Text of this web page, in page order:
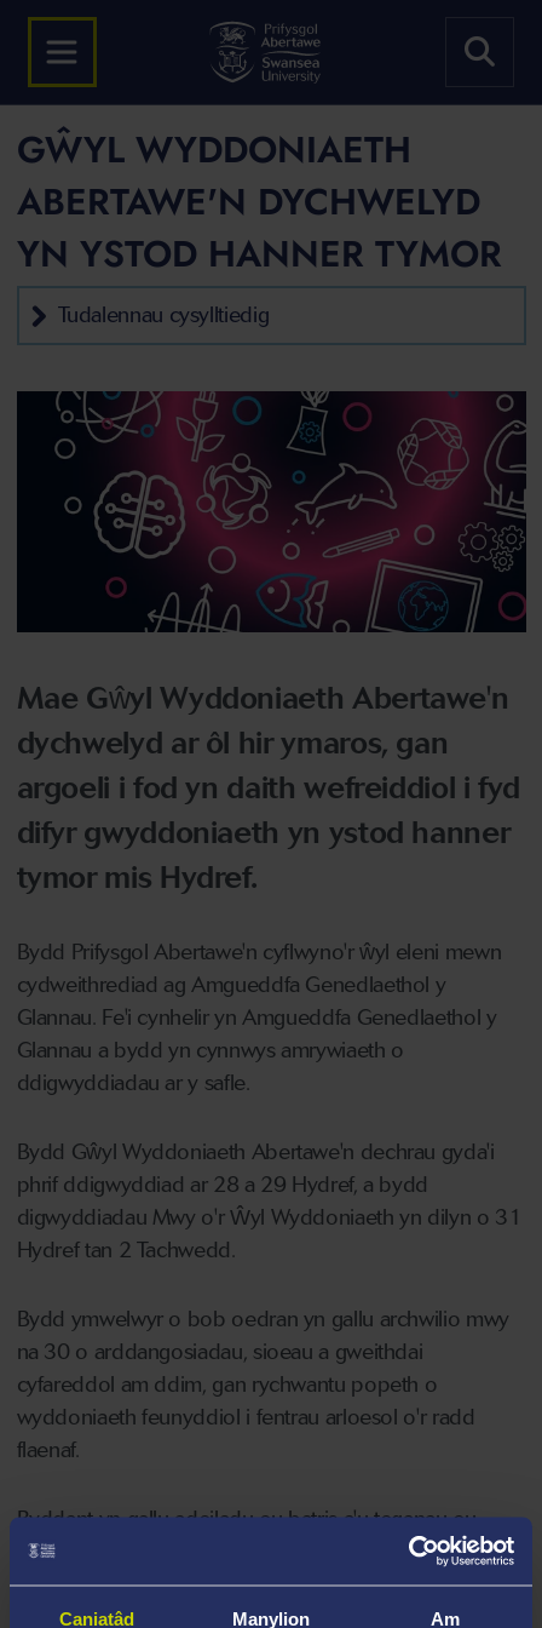
Caniatâd Manylion Am
GŴYL WYDDONIAETH
ABERTAWE'N DYCHWELYD
YN YSTOD HANNER TYMOR
Tudalennau cysylltiedig
Mae Gŵyl Wyddoniaeth Abertawe'n
dychwelyd ar ôl hir ymaros, gan
argoeli i fod yn daith wefreiddiol i fyd
difyr gwyddoniaeth yn ystod hanner
tymor mis Hydref.
Bydd Prifysgol Abertawe'n cyflwyno'r ŵyl eleni mewn
cydweithrediad ag Amgueddfa Genedlaethol y
Glannau. Fe'i cynhelir yn Amgueddfa Genedlaethol y
Glannau a bydd yn cynnwys amrywiaeth o
ddigwyddiadau ar y safle.
Bydd Gŵyl Wyddoniaeth Abertawe'n dechrau gyda'i
phrif ddigwyddiad ar 28 a 29 Hydref, a bydd
digwyddiadau Mwy o'r Ŵyl Wyddoniaeth yn dilyn o 31
Hydref tan 2 Tachwedd.
Bydd ymwelwyr o bob oedran yn gallu archwilio mwy
na 30 o arddangosiadau, sioeau a gweithdai
cyfareddol am ddim, gan rychwantu popeth o
wyddoniaeth feunyddiol i fentrau arloesol o'r radd
flaenaf.
Byddant yn gallu adeiladu eu batris a'u teganau eu
hunain wedi'u pweru gan yr haul, ymgolli ym myd
swynol dôl morwellt, darganfod sut roedd hen Eifftwyr
yn mymïo eu meirw a rhyfeddu at fyd anhygoel